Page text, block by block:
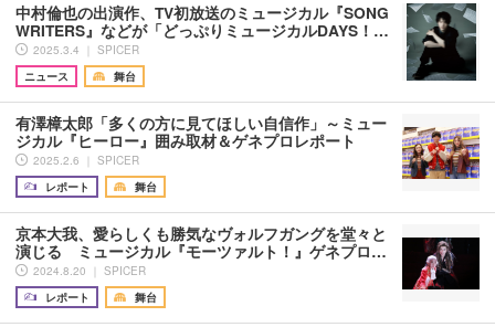
中村倫也の出演作、TV初放送のミュージカル『SONG
WRITERS』などが「どっぷりミュージカルDAYS！…
2025.3.4 ｜ SPICER
ニュース
舞台
有澤樟太郎「多くの方に見てほしい自信作」～ミュー
ジカル『ヒーロー』囲み取材＆ゲネプロレポート
2025.2.6 ｜ SPICER
レポート
舞台
京本大我、愛らしくも勝気なヴォルフガングを堂々と
演じる ミュージカル『モーツァルト！』ゲネプロ…
2024.8.20 ｜ SPICER
レポート
舞台